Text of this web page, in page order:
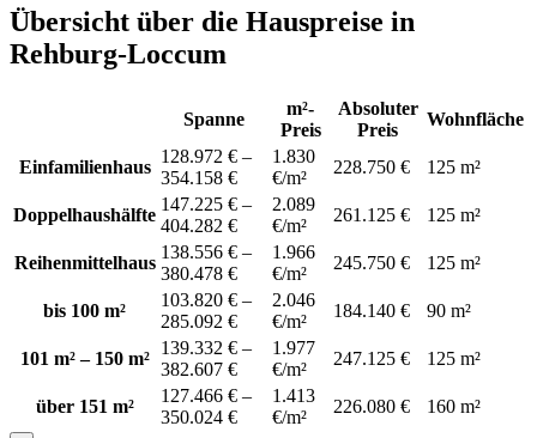
Übersicht über die Hauspreise in
Rehburg-Loccum
Spanne
m²-
Preis
Absoluter
Preis
Wohnfläche
Einfamilienhaus
128.972 € –
354.158 €
1.830
€/m²
228.750 € 125 m²
Doppelhaushälfte
147.225 € –
404.282 €
2.089
€/m²
261.125 € 125 m²
Reihenmittelhaus
138.556 € –
380.478 €
1.966
€/m²
245.750 € 125 m²
bis 100 m²
103.820 € –
285.092 €
2.046
€/m²
184.140 € 90 m²
101 m² – 150 m²
139.332 € –
382.607 €
1.977
€/m²
247.125 € 125 m²
über 151 m²
127.466 € –
350.024 €
1.413
€/m²
226.080 € 160 m²